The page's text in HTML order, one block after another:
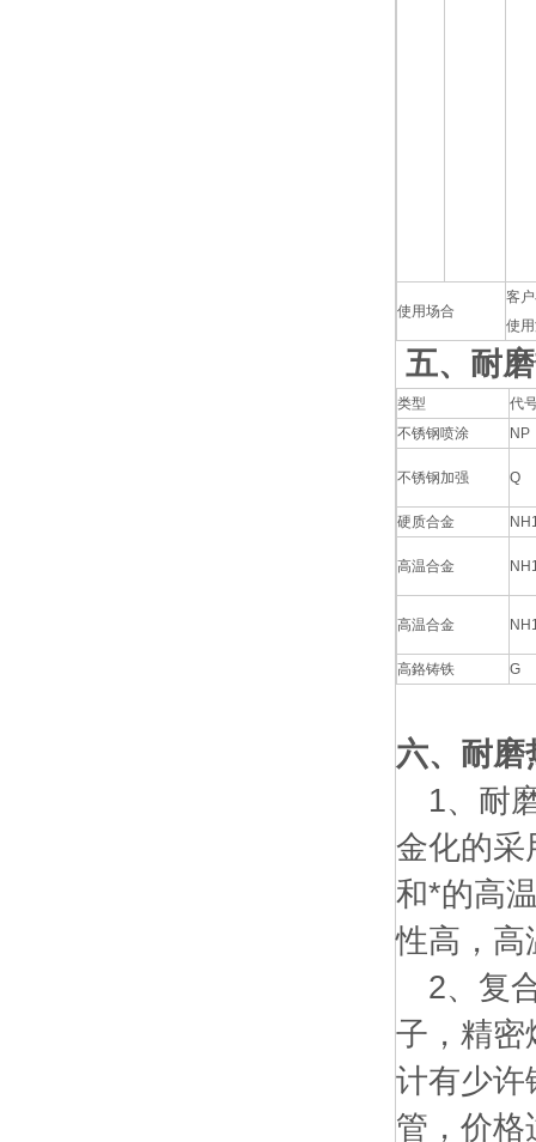
使用场合
客
使
五、耐
类型
代
不锈钢喷涂
NP
不锈钢加强 Q
硬质合金
高温合金
高温合金
高鉻铸铁 G
六、耐磨
1、耐
金化的采
和*的高
性高，
2、复
子，精密
计有少许
管，价